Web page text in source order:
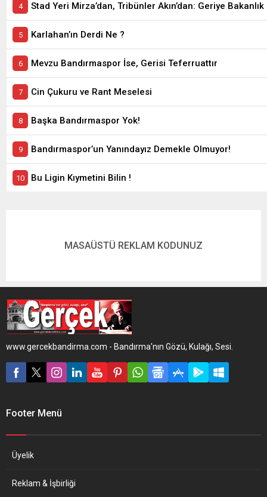
Stad Yeri Mirza’dan, Tribünler Akın’dan: Geriye Bakanlık
Karlahan’ın Derdi Ne ?
Mevzu Bandırmaspor İse, Gerisi Teferruattır
Cin Çukuru ve Rant Meselesi
Başka Bandırmaspor Yok!
Bandırmaspor’un Yanındayız Demekle Olmuyor!
Bu Ligin Kıymetini Bilin !
MASAÜSTÜ REKLAM KODUNUZ
www.gercekbandirma.com - Bandırma'nın Gözü, Kulağı, Sesi.
Footer Menü
Üyelik
Reklam & İşbirliği